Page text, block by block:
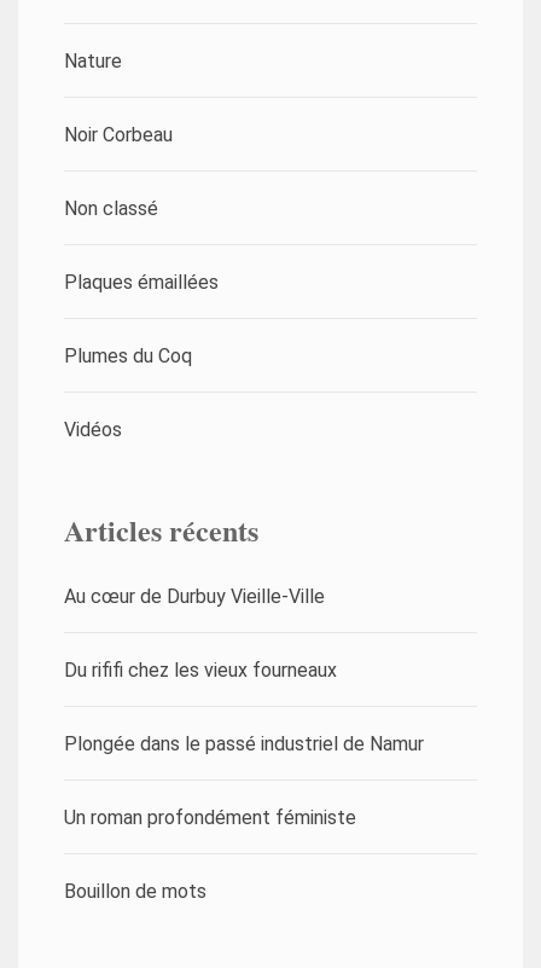
Nature
Noir Corbeau
Non classé
Plaques émaillées
Plumes du Coq
Vidéos
Articles récents
Au cœur de Durbuy Vieille-Ville
Du rififi chez les vieux fourneaux
Plongée dans le passé industriel de Namur
Un roman profondément féministe
Bouillon de mots